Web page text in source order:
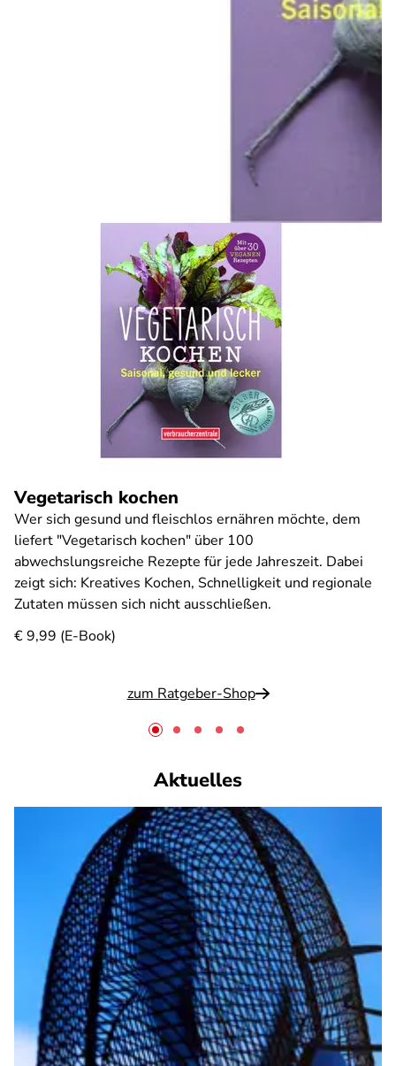
Vegetarisch kochen
Wer sich gesund und fleischlos ernähren möchte, dem
liefert "Vegetarisch kochen" über 100
abwechslungsreiche Rezepte für jede Jahreszeit. Dabei
zeigt sich: Kreatives Kochen, Schnelligkeit und regionale
Zutaten müssen sich nicht ausschließen.
€ 9,99 (E-Book)
zum Ratgeber-Shop
Aktuelles